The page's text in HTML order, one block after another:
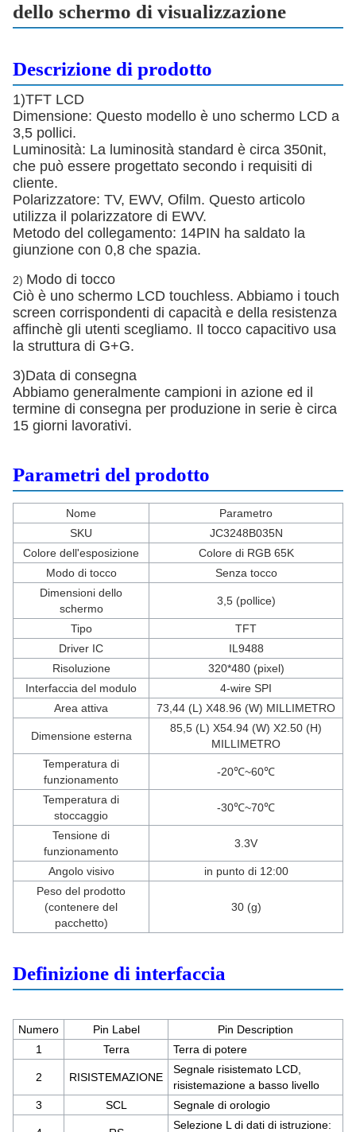
dello schermo di visualizzazione
Descrizione di prodotto
1)TFT LCD
Dimensione: Questo modello è uno schermo LCD a
3,5 pollici.
Luminosità: La luminosità standard è circa 350nit,
che può essere progettato secondo i requisiti di
cliente.
Polarizzatore: TV, EWV, Ofilm. Questo articolo
utilizza il polarizzatore di EWV.
Metodo del collegamento: 14PIN ha saldato la
giunzione con 0,8 che spazia.
2) Modo di tocco
Ciò è uno schermo LCD touchless. Abbiamo i touch
screen corrispondenti di capacità e della resistenza
affinchè gli utenti scegliamo. Il tocco capacitivo usa
la struttura di G+G.
3)Data di consegna
Abbiamo generalmente campioni in azione ed il
termine di consegna per produzione in serie è circa
15 giorni lavorativi.
Parametri del prodotto
Nome
Parametro
SKU
JC3248B035N
Colore dell'esposizione
Colore di RGB 65K
Modo di tocco
Senza tocco
Dimensioni dello
schermo
3,5 (pollice)
Tipo
TFT
Driver IC
IL9488
Risoluzione
320*480 (pixel)
Interfaccia del modulo
4-wire SPI
Area attiva
73,44 (L) X48.96 (W) MILLIMETRO
Dimensione esterna
85,5 (L) X54.94 (W) X2.50 (H)
MILLIMETRO
Temperatura di
funzionamento
-20℃~60℃
Temperatura di
stoccaggio
-30℃~70℃
Tensione di
funzionamento
3.3V
Angolo visivo
in punto di 12:00
Peso del prodotto
(contenere del
pacchetto)
30 (g)
Definizione di interfaccia
Numero Pin Label
Pin Description
1
Terra Terra di potere
2 RISISTEMAZIONE
Segnale risistemato LCD,
risistemazione a basso livello
3
SCL Segnale di orologio
Selezione L di dati di istruzione: